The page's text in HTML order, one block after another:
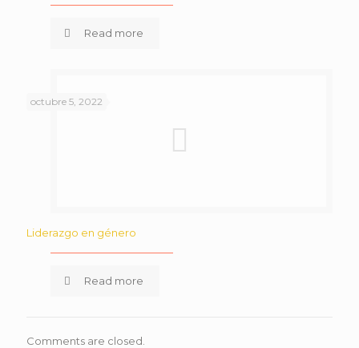
Read more
octubre 5, 2022
Liderazgo en género
Read more
Comments are closed.